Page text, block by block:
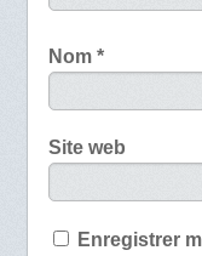
Nom *
Site web
Enregistrer